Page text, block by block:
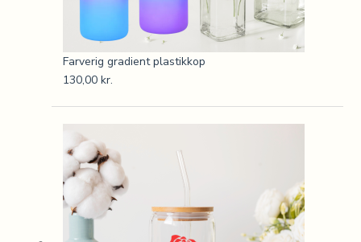
Farverig gradient plastikkop
130,00 kr.